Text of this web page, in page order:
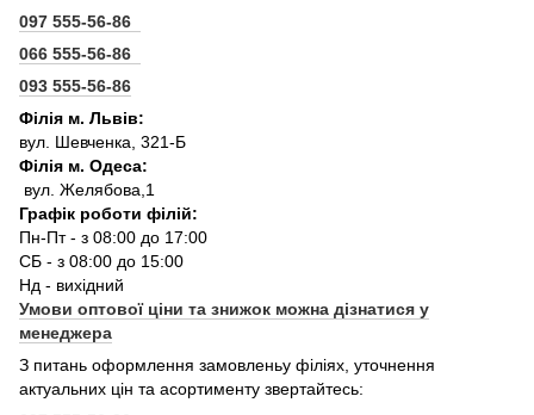
097 555-56-86
066 555-56-86
093 555-56-86
Філія м. Львів:
вул. Шевченка, 321-Б
Філія м. Одеса:
вул. Желябова,1
Графік роботи філій:
Пн-Пт - з 08:00 до 17:00
СБ - з 08:00 до 15:00
Нд - вихідний
Умови оптової ціни та знижок можна дізнатися у
менеджера
З питань оформлення замовленьу філіях, уточнення
актуальних цін та асортименту звертайтесь: